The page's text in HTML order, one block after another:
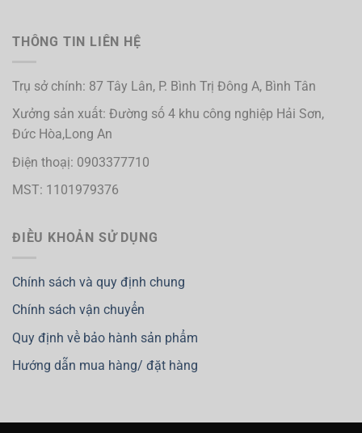
THÔNG TIN LIÊN HỆ
Trụ sở chính: 87 Tây Lân, P. Bình Trị Đông A, Bình Tân
Xưởng sản xuất: Đường số 4 khu công nghiệp Hải Sơn,
Đức Hòa,Long An
Điện thoạị: 0903377710
MST: 1101979376
ĐIỀU KHOẢN SỬ DỤNG
Chính sách và quy định chung
Chính sách vận chuyển
Quy định về bảo hành sản phẩm
Hướng dẫn mua hàng/ đặt hàng